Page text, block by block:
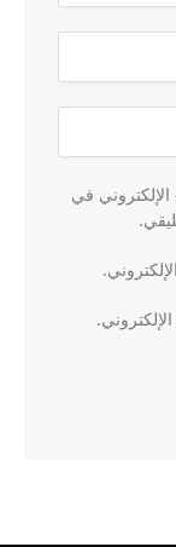
في